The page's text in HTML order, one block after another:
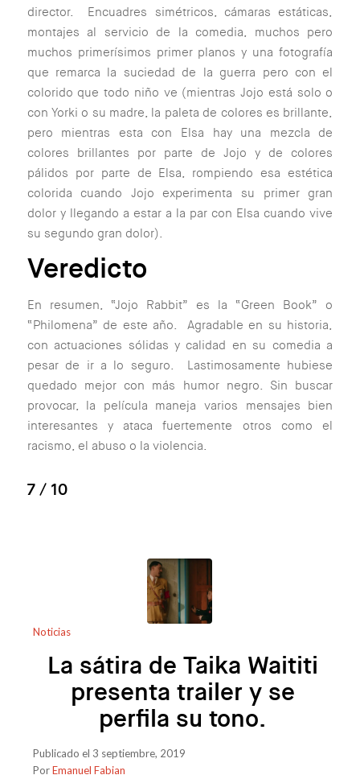
director. Encuadres simétricos, cámaras estáticas,
montajes al servicio de la comedia, muchos pero
muchos primerísimos primer planos y una fotografía
que remarca la suciedad de la guerra pero con el
colorido que todo niño ve (mientras Jojo está solo o
con Yorki o su madre, la paleta de colores es brillante,
pero mientras esta con Elsa hay una mezcla de
colores brillantes por parte de Jojo y de colores
pálidos por parte de Elsa, rompiendo esa estética
colorida cuando Jojo experimenta su primer gran
dolor y llegando a estar a la par con Elsa cuando vive
su segundo gran dolor).
Veredicto
En resumen, “Jojo Rabbit” es la “Green Book” o
“Philomena” de este año. Agradable en su historia,
con actuaciones sólidas y calidad en su comedia a
pesar de ir a lo seguro. Lastimosamente hubiese
quedado mejor con más humor negro. Sin buscar
provocar, la película maneja varios mensajes bien
interesantes y ataca fuertemente otros como el
racismo, el abuso o la violencia.
7/ 10
Noticias
La sátira de Taika Waititi
presenta trailer y se
perfila su tono.
Publicado el 3 septiembre, 2019
PorEmanuel Fabian